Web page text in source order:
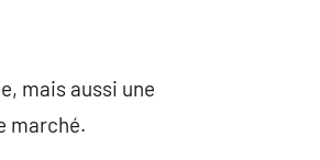
mais aussi une
marché.